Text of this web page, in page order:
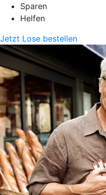
Sparen
Helfen
Jetzt Lose bestellen